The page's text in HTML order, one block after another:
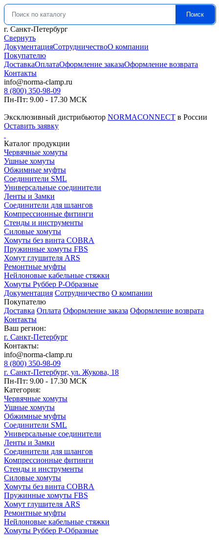
Искать: Поиск
г. Санкт-Петербург
Свернуть
ДокументацияСотрудничествоО компании
Покупателю
ДоставкаОплатаОформление заказаОформление возврата
Контакты
info@norma-clamp.ru
8 (800) 350-98-09
Пн-Пт: 9.00 - 17.30 МСК
Эксклюзивный дистрибьютор NORMACONNECT в России
Оставить заявку
Каталог продукции
Червячные хомуты
Ушные хомуты
Обжимные муфты
Соединители SML
Универсальные соединители
Ленты и Замки
Соединители для шлангов
Компрессионные фитинги
Стенды и инструменты
Силовые хомуты
Хомуты без винта COBRA
Пружинные хомуты FBS
Хомут глушителя ARS
Ремонтные муфты
Нейлоновые кабельные стяжки
Хомуты Руббер Р-Образные
Документация Сотрудничество О компании
Покупателю
Доставка Оплата Оформление заказа Оформление возврата
Контакты
Ваш регион:
г. Санкт-Петербург
Контакты:
info@norma-clamp.ru
8 (800) 350-98-09
г. Санкт-Петербург, ул. Жукова, 18
Пн-Пт: 9.00 - 17.30 МСК
Категория:
Червячные хомуты
Ушные хомуты
Обжимные муфты
Соединители SML
Универсальные соединители
Ленты и Замки
Соединители для шлангов
Компрессионные фитинги
Стенды и инструменты
Силовые хомуты
Хомуты без винта COBRA
Пружинные хомуты FBS
Хомут глушителя ARS
Ремонтные муфты
Нейлоновые кабельные стяжки
Хомуты Руббер Р-Образные